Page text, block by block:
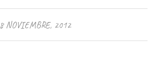
NOVIEMBRE, 2012